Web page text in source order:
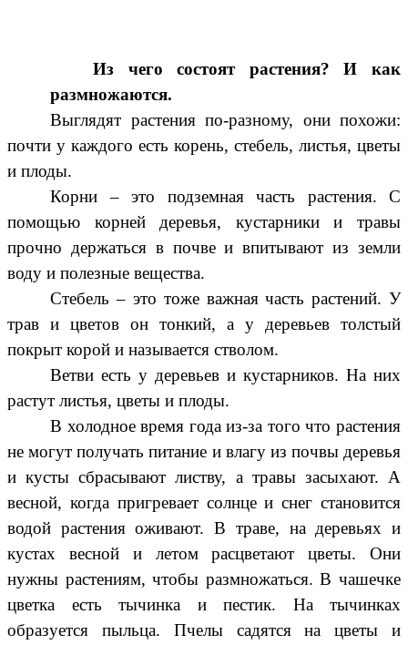
Из чего состоят растения? И как
размножаются.
Выглядят растения по-разному, они похожи:
почти у каждого есть корень, стебель, листья, цветы
и плоды.
Корни – это подземная часть растения. С
помощью корней деревья, кустарники и травы
прочно держаться в почве и впитывают из земли
воду и полезные вещества.
Стебель – это тоже важная часть растений. У
трав и цветов он тонкий, а у деревьев толстый
покрыт корой и называется стволом.
Ветви есть у деревьев и кустарников. На них
растут листья, цветы и плоды.
В холодное время года из-за того что растения
не могут получать питание и влагу из почвы деревья
и кусты сбрасывают листву, а травы засыхают. А
весной, когда пригревает солнце и снег становится
водой растения оживают. В траве, на деревьях и
кустах весной и летом расцветают цветы. Они
нужны растениям, чтобы размножаться. В чашечке
цветка есть тычинка и пестик. На тычинках
образуется пыльца. Пчелы садятся на цветы и